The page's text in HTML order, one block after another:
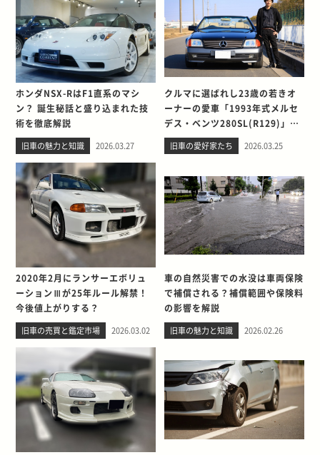
ホンダNSX-RはF1直系のマシ
ン？ 誕生秘話と盛り込まれた技
術を徹底解説
旧車の魅力と知識 2026.03.27
クルマに選ばれし23歳の若きオ
ーナーの愛車「1993年式メルセ
デス・ベンツ280SL(R129)」と
の出会い。そして別れを考える
旧車の愛好家たち 2026.03.25
2020年2月にランサーエボリュ
ーションⅢが25年ルール解禁！
今後値上がりする？
旧車の売買と鑑定市場 2026.03.02
車の自然災害での水没は車両保険
で補償される？補償範囲や保険料
の影響を解説
旧車の魅力と知識 2026.02.26